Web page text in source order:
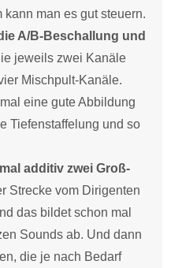
man es gut steuern.
A/B-Beschallung und
jeweils zwei Kanäle
Mischpult-Kanäle.
eine gute Abbildung
Tiefenstaffelung und so
additiv zwei Groß-
Strecke vom Dirigenten
das bildet schon mal
Sounds ab. Und dann
die je nach Bedarf